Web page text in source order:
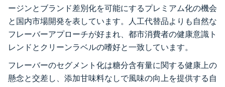
ージンとブランド差別化を可能にするプレミアム化の機会
と国内市場開発を表しています。人工代替品よりも自然な
フレーバーアプローチが好まれ、都市消費者の健康意識ト
レンドとクリーンラベルの嗜好と一致しています。
フレーバーのセグメント化は糖分含有量に関する健康上の
懸念と交差し、添加甘味料なしで風味の向上を提供する自